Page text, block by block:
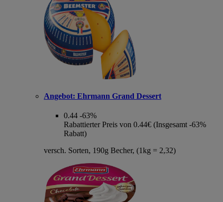
Angebot: Ehrmann Grand Dessert
0.44 -63%
Rabattierter Preis von 0.44€ (Insgesamt -63%
Rabatt)
versch. Sorten, 190g Becher, (1kg = 2,32)